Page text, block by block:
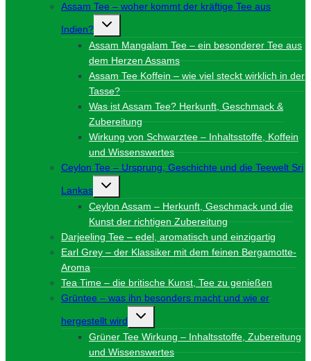
Assam Tee – woher kommt der kräftige Tee aus
Indien?
Untermenü
Assam Mangalam Tee – ein besonderer Tee aus
dem Herzen Assams
Assam Tee Koffein – wie viel steckt wirklich in der
Tasse?
Was ist Assam Tee? Herkunft, Geschmack &
Zubereitung
Wirkung von Schwarztee – Inhaltsstoffe, Koffein
und Wissenswertes
Ceylon Tee – Ursprung, Geschichte und die Teewelt Sri
Lankas
Untermenü
Ceylon Assam – Herkunft, Geschmack und die
Kunst der richtigen Zubereitung
Darjeeling Tee – edel, aromatisch und einzigartig
Earl Grey – der Klassiker mit dem feinen Bergamotte-
Aroma
Tea Time – die britische Kunst, Tee zu genießen
Grüntee – was ihn besonders macht und wie er
hergestellt wird
Untermenü
Grüner Tee Wirkung – Inhaltsstoffe, Zubereitung
und Wissenswertes